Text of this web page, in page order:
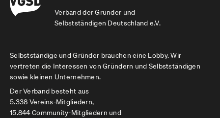
Verband der Gründer und
Selbstständigen Deutschland e.V.
Selbstständige und Gründer brauchen eine Lobby. Wir
vertreten die Interessen von Gründern und Selbstständigen
sowie kleinen Unternehmen.
Der Verband besteht aus
5.338 Vereins-Mitgliedern,
15.844 Community-Mitgliedern und